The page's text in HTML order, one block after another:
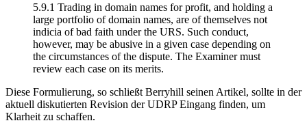
5.9.1 Trading in domain names for profit, and holding a
large portfolio of domain names, are of themselves not
indicia of bad faith under the URS. Such conduct,
however, may be abusive in a given case depending on
the circumstances of the dispute. The Examiner must
review each case on its merits.
Diese Formulierung, so schließt Berryhill seinen Artikel, sollte in der
aktuell diskutierten Revision der UDRP Eingang finden, um
Klarheit zu schaffen.